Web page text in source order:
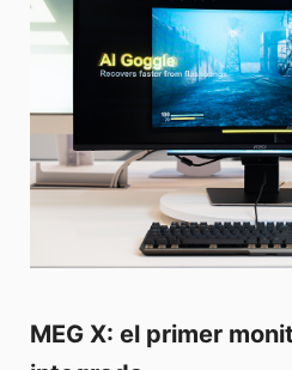
MEG X: el primer